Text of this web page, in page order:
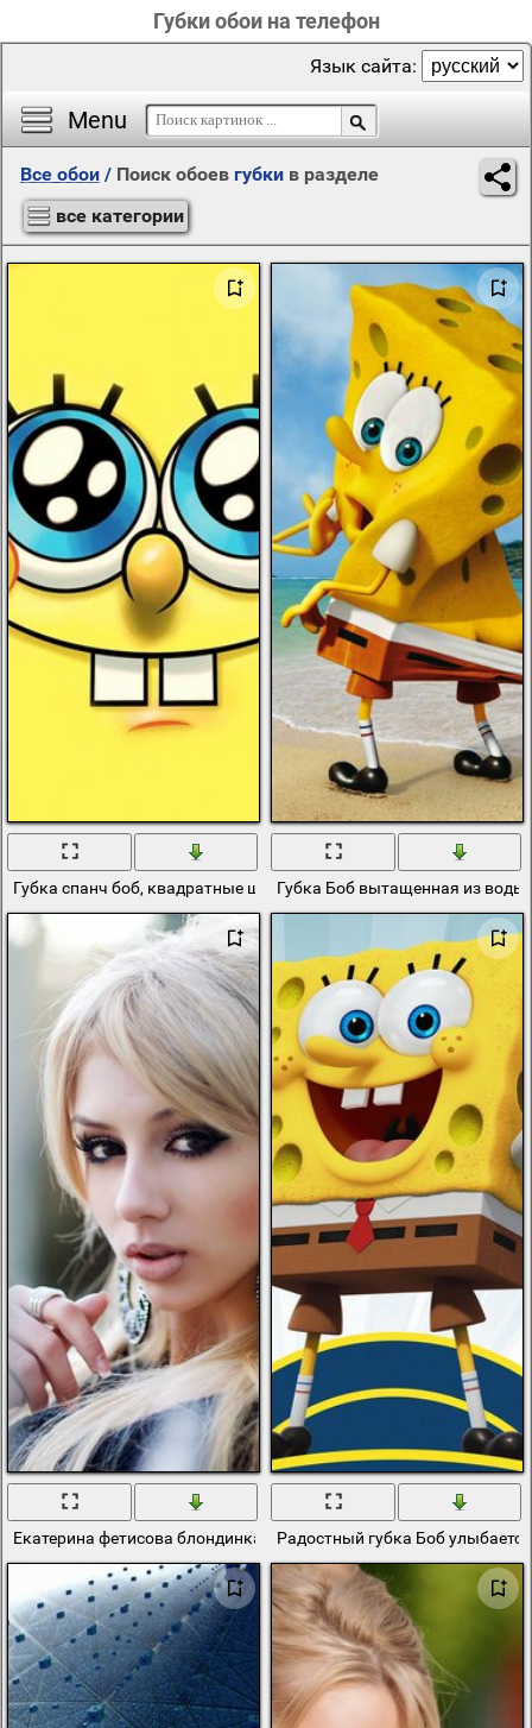
Губки обои на телефон
Menu
Язык сайта:
Все обои / Поиск обоев губки в разделе
все категории
Губка спанч боб, квадратные штаныГубка Боб вытащенная из воды
Екатерина фетисова блондинка с пухлыми губками
Радостный губка Боб улыбается